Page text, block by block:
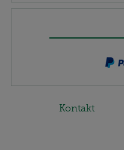
Kontakt